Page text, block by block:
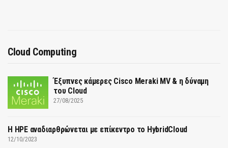
Cloud Computing
Έξυπνες κάμερες Cisco Meraki MV & η δύναμη
του Cloud
27/08/2025
H HPE αναδιαρθρώνεται με επίκεντρο το HybridCloud
12/10/2023